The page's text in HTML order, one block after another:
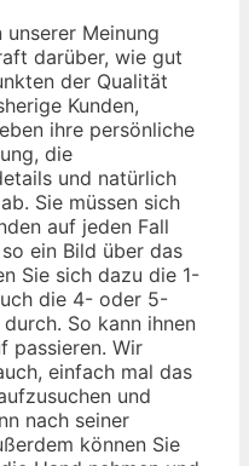
Meinung
darüber, wie gut
der Qualität
Kunden,
ihre persönliche
die
und natürlich
Sie müssen sich
auf jeden Fall
ein Bild über das
Sie sich dazu die 1-
die 4- oder 5-
So kann ihnen
passieren. Wir
einfach mal das
und
nach seiner
können Sie